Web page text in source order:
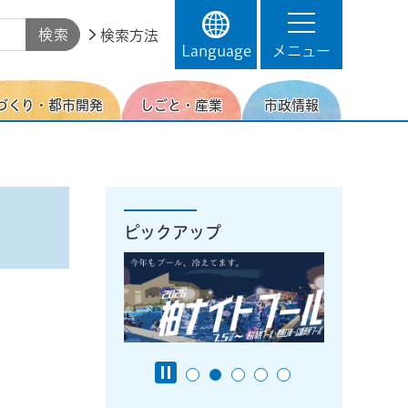
検索方法
Language
メニュー
くり・都市開発 しごと・産業 市政情報
ピックアップ